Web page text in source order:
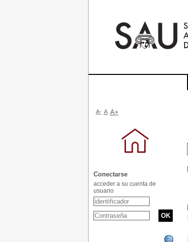
A- A A+
Conectarse
acceder a su cuenta de
usuario